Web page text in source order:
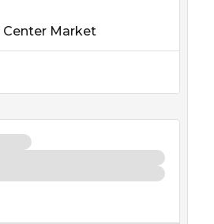
Center Market